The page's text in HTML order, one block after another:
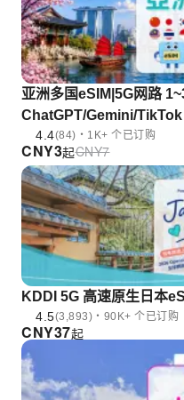
亚洲多国eSIM|5G网路
ChatGPT/Gemini/TikTok
4.4(84)・1K+ 个已订购
CNY3起CNY7
KDDI 5G 高速原生日本
4.5(3,893)・90K+ 个已订购
CNY37起